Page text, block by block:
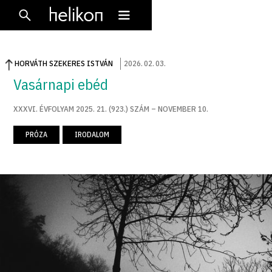
HORVÁTH SZEKERES ISTVÁN 2026.02.03.
Vasárnapi ebéd
XXXVI. ÉVFOLYAM 2025. 21. (923.) SZÁM – NOVEMBER 10.
PRÓZA IRODALOM